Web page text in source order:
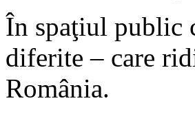
În spaţiul public
diferite – care
România.